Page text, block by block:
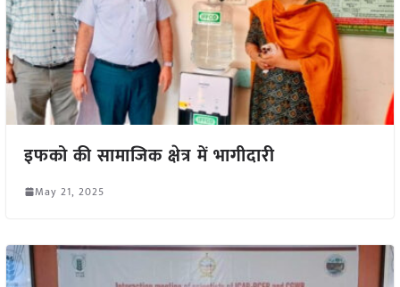
इफको की सामाजिक क्षेत्र में भागीदारी
May 21, 2025